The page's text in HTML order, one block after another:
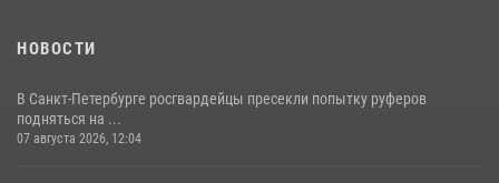
НОВОСТИ
В Санкт-Петербурге росгвардейцы пресекли попытку руферов
подняться на ...
07 августа 2026, 12:04